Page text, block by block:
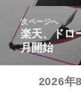
ー
投
稿:
次ページへ
次
の
楽天、ドロ
月開始
2026年